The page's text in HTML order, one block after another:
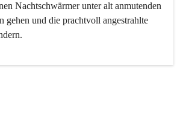
Nachtschwärmer unter alt anmutenden
gehen und die prachtvoll angestrahlte
heute nicht mehr, ist aber integrativer